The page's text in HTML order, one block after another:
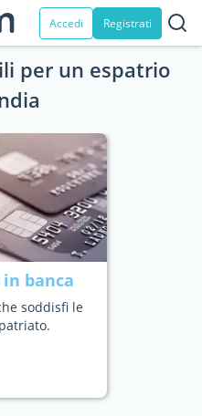
Accedi Registrati
per un espatrio
banca
soddisfi le